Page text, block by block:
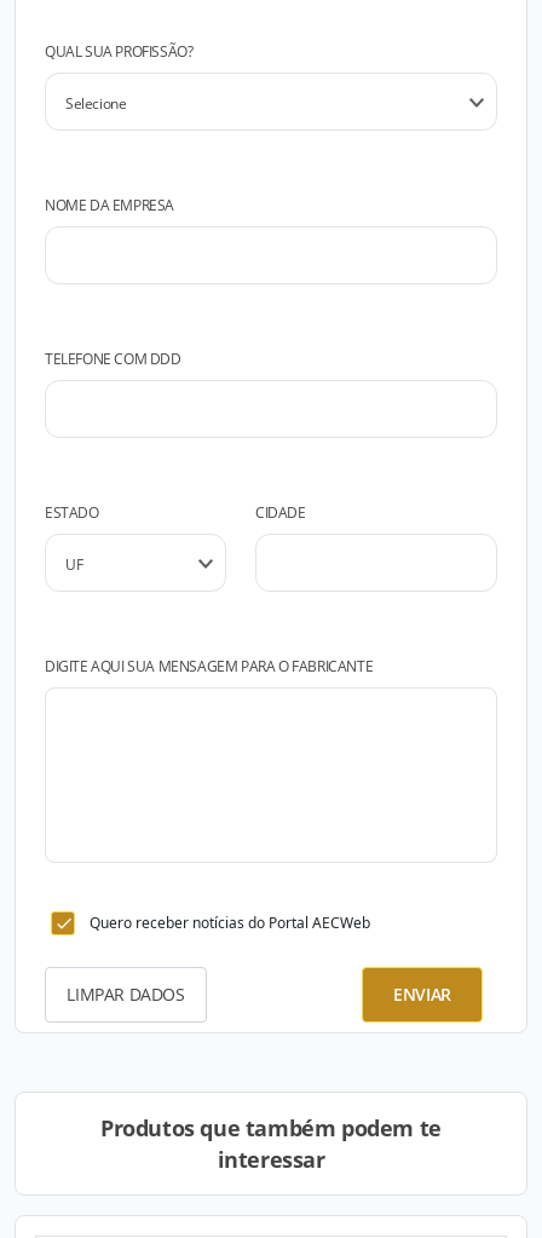
QUAL SUA PROFISSÃO?
NOME DA EMPRESA
TELEFONE COM DDD
ESTADO CIDADE
DIGITE AQUI SUA MENSAGEM PARA O FABRICANTE
Quero receber notícias do Portal AECWeb
LIMPAR DADOS ENVIAR
Produtos que também podem te
interessar